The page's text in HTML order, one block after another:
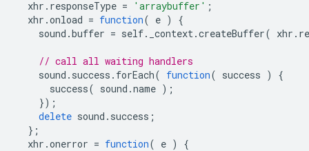
xhr . responseType = 'arraybuffer' ;
xhr .onload = function( e )
{
sound .buffer = self. _context.createBuffer( xhr .
// call all waiting handlers
sound . success . forEach( function( success )
{
success( sound .name );
});
delete sound . success ;
};
xhr .onerror = function( e ) {